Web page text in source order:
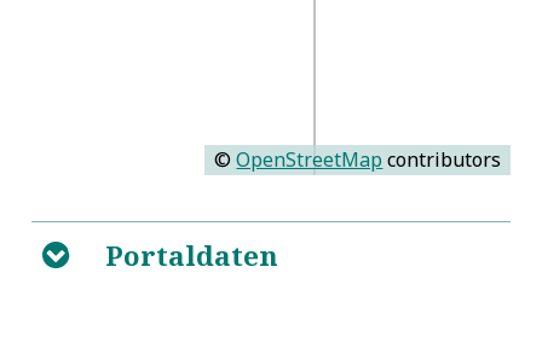
©OpenStreetMap contributors
B Portaldaten